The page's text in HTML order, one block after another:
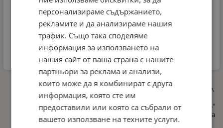
Автомобилна аптечка
DIN 13164-2022 +
светлоотразителна
жилетка и авариен
триъгълник –
Европейски стандарт,
Професионална
пянообразуваща дюза 1 л
за водоструйка, Foam
Cannon, Quick Connect 1/4"
- регулиране на струята
и концентрацията на
персонализираме съдържанието,
рекламите и да анализираме нашия
трафик. Също така споделяме
информация за използването на
нашия сайт от ваша страна с нашите
партньори за реклама и анализи,
които може да я комбинират с друга
информация, която сте им
предоставили или която са събрали от
вашето използване на техните услуги.